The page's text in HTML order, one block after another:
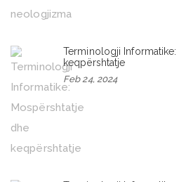
Terminologji
keqpërshtatje
Feb 24, 2024